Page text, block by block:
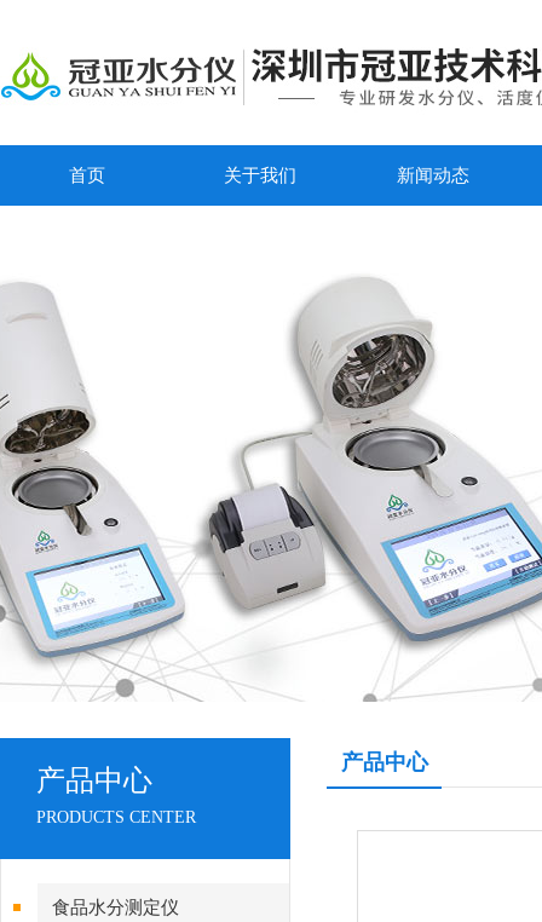
首页 关于我们 新闻动态
产品中心
PRODUCTS CENTER
食品水分测定仪
产品中心